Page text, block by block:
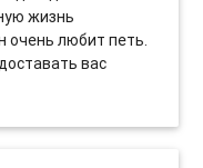
жизнь
очень любит петь.
вас